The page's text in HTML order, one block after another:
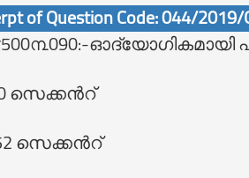
of Question Code: 044/2019/
സെക്കന്‍റ്‌
സെക്കന്‍റ്‌